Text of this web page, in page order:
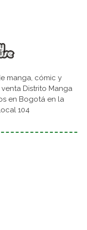
manga, cómic y
Distrito Manga
en Bogotá en la
104